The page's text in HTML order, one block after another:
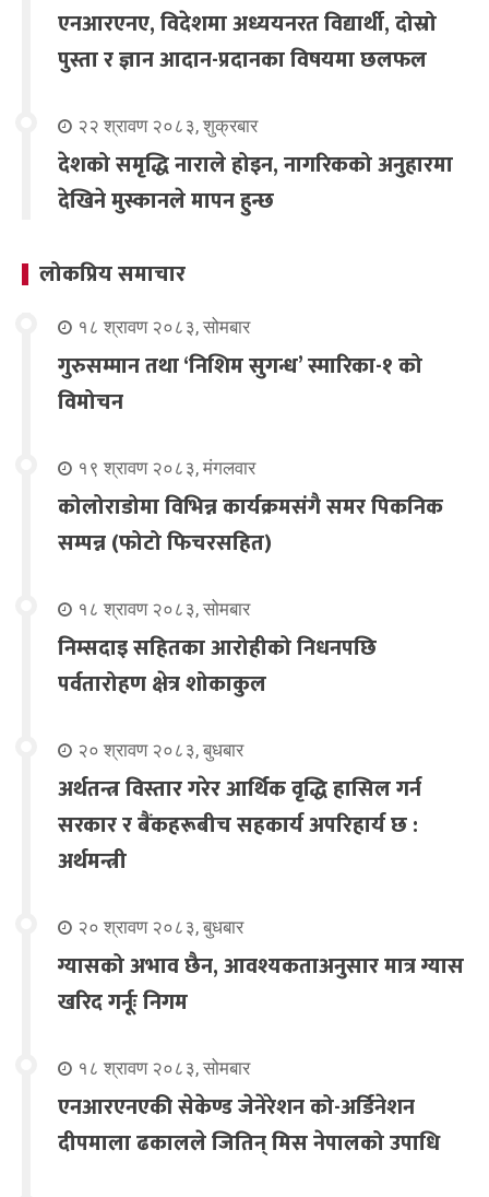
एनआरएनए, विदेशमा अध्ययनरत विद्यार्थी, दोस्रो
पुस्ता र ज्ञान आदान-प्रदानका विषयमा छलफल
२२ श्रावण २०८३, शुक्रबार
देशको समृद्धि नाराले होइन, नागरिकको अनुहारमा
देखिने मुस्कानले मापन हुन्छ
लोकप्रिय समाचार
१८ श्रावण २०८३, सोमबार
गुरुसम्मान तथा ‘निशिम सुगन्ध’ स्मारिका-१ को
विमोचन
१९ श्रावण २०८३, मंगलवार
कोलोराडोमा विभिन्न कार्यक्रमसंगै समर पिकनिक
सम्पन्न (फोटो फिचरसहित)
१८ श्रावण २०८३, सोमबार
निम्सदाइ सहितका आरोहीको निधनपछि
पर्वतारोहण क्षेत्र शोकाकुल
२० श्रावण २०८३, बुधबार
अर्थतन्त्र विस्तार गरेर आर्थिक वृद्धि हासिल गर्न
सरकार र बैंकहरूबीच सहकार्य अपरिहार्य छ :
अर्थमन्त्री
२० श्रावण २०८३, बुधबार
ग्यासको अभाव छैन, आवश्यकताअनुसार मात्र ग्यास
खरिद गर्नूः निगम
१८ श्रावण २०८३, सोमबार
एनआरएनएकी सेकेण्ड जेनेरेशन को-अर्डिनेशन
दीपमाला ढकालले जितिन् मिस नेपालको उपाधि